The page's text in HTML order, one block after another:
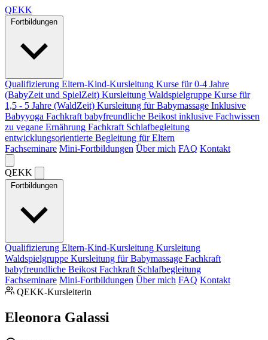
QEKK
Fortbildungen
Qualifizierung Eltern-Kind-Kursleitung Kurse für 0-4 Jahre
(BabyZeit und SpielZeit) Kursleitung Waldspielgruppe Kurse für
1,5 - 5 Jahre (WaldZeit) Kursleitung für Babymassage Inklusive
Babyyoga Fachkraft babyfreundliche Beikost inklusive Fachwissen
zu vegane Ernährung Fachkraft Schlafbegleitung
entwicklungsorientierte Begleitung für Eltern
Fachseminare Mini-Fortbildungen Über mich FAQ Kontakt
QEKK
Fortbildungen
Qualifizierung Eltern-Kind-Kursleitung Kursleitung
Waldspielgruppe Kursleitung für Babymassage Fachkraft
babyfreundliche Beikost Fachkraft Schlafbegleitung
Fachseminare Mini-Fortbildungen Über mich FAQ Kontakt
QEKK-Kursleiterin
Eleonora Galassi